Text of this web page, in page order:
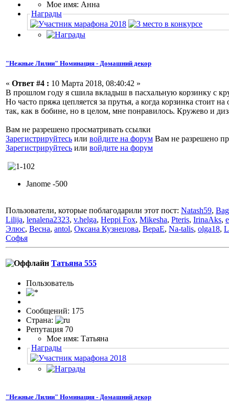
Мое имя: Анна
Награды
"Нежные Лилии" Номинация - Домашний декор
« Ответ #4 : 10 Марта 2018, 08:40:42 »
В прошлом году я сшила вкладыш в пасхальную корзинку с
Но часто пряжа цепляется за прутья, а когда корзинка стоит
так, как в бобине, но в целом, мне понравилось. Кружево и
Вам не разрешено просматривать ссылки
Зарегистрируйтесь или войдите на форум Вам не разрешено
Зарегистрируйтесь или войдите на форум
Janome -500
Пользователи, которые поблагодарили этот пост: Natash59,
Lilija, lenalena2323, v.helga, Heppi Fox, Mikesha, Pteris, IrinaAks,
Элюс, Весна, antol, Оксана Кузнецова, ВераЕ, Na-talis, olga18,
Софья
Татьяна 555
Пользовaтeль
Сообщений: 175
Страна:
Репутация 70
Мое имя: Татьяна
Награды
"Нежные Лилии" Номинация - Домашний декор